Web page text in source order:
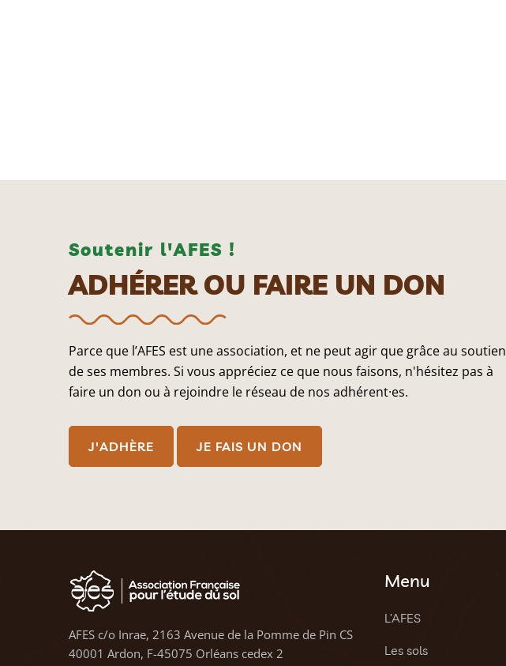
Soutenir l'AFES !
ADHÉRER OU FAIRE UN DON
Parce que l’AFES est une association, et ne peut agir que grâce au soutien
de ses membres. Si vous appréciez ce que nous faisons, n'hésitez pas à
faire un don ou à rejoindre le réseau de nos adhérent·es.
J'ADHÈRE JE FAIS UN DON
AFES c/o Inrae, 2163 Avenue de la Pomme de Pin CS
40001 Ardon, F-45075 Orléans cedex 2
Menu
L’AFES
Les sols